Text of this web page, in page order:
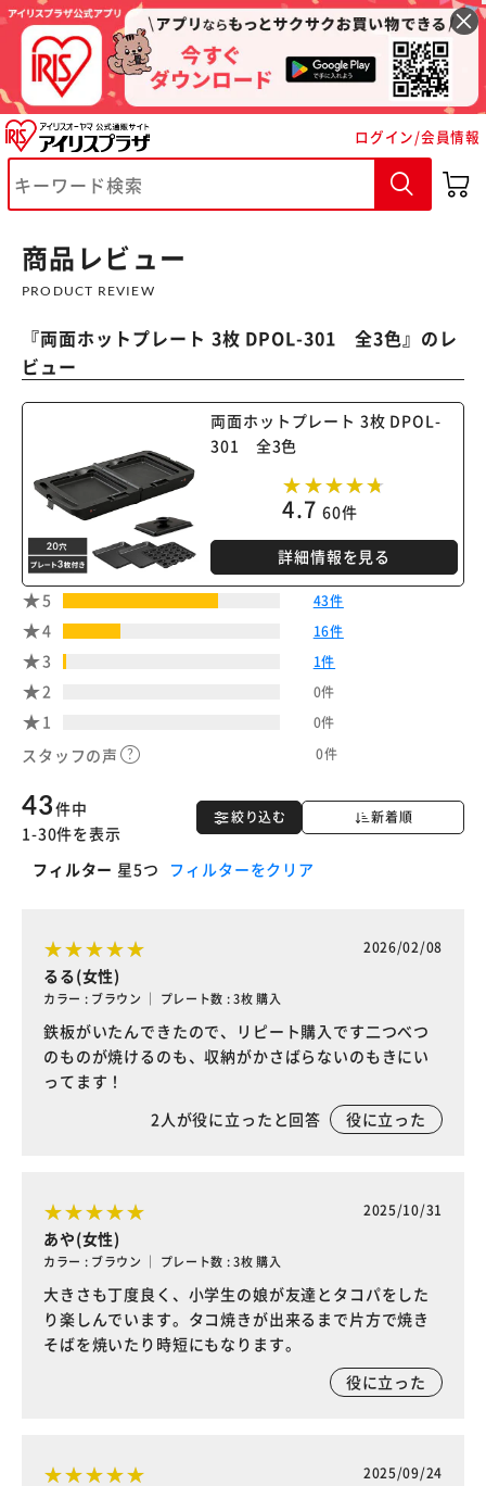
ログイン/会員情報
商品レビュー
PRODUCT REVIEW
『両面ホットプレート 3枚 DPOL-301 全3色』のレ
ビュー
両面ホットプレート 3枚 DPOL-
301 全3色
4.7 60件
詳細情報を見る
5 43件
4 16件
3 1件
2 0件
1 0件
スタッフの声 0件
絞り込む 新着順
43件中
1-30件を表示
フィルター 星5つ フィルターをクリア
2026/02/08
るる(女性)
カラー : ブラウン ｜ プレート数 : 3枚 購入
鉄板がいたんできたので、リピート購入です二つべつ
のものが焼けるのも、収納がかさばらないのもきにい
ってます！
2人が役に立ったと回答 役に立った
2025/10/31
あや(女性)
カラー : ブラウン ｜ プレート数 : 3枚 購入
大きさも丁度良く、小学生の娘が友達とタコパをした
り楽しんでいます。タコ焼きが出来るまで片方で焼き
そばを焼いたり時短にもなります。
役に立った
2025/09/24
※ご確認ください
カートに入れる 購入手続きへ